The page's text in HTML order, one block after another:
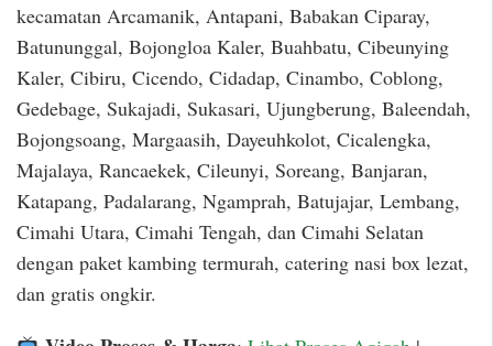
kecamatan Arcamanik, Antapani, Babakan Ciparay,
Batununggal, Bojongloa Kaler, Buahbatu, Cibeunying
Kaler, Cibiru, Cicendo, Cidadap, Cinambo, Coblong,
Gedebage, Sukajadi, Sukasari, Ujungberung, Baleendah,
Bojongsoang, Margaasih, Dayeuhkolot, Cicalengka,
Majalaya, Rancaekek, Cileunyi, Soreang, Banjaran,
Katapang, Padalarang, Ngamprah, Batujajar, Lembang,
Cimahi Utara, Cimahi Tengah, dan Cimahi Selatan
dengan paket kambing termurah, catering nasi box lezat,
dan gratis ongkir.